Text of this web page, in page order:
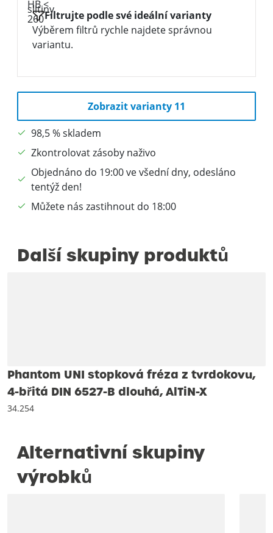
Filtrujte podle své ideální varianty
Výběrem filtrů rychle najdete správnou
variantu.
Zobrazit varianty 11
98,5 % skladem
Zkontrolovat zásoby naživo
Objednáno do 19:00 ve všední dny, odesláno
tentýž den!
Můžete nás zastihnout do 18:00
Další skupiny produktů
Phantom UNI stopková fréza z tvrdokovu,
4-břitá DIN 6527-B dlouhá, AlTiN-X
34.254
Alternativní skupiny
výrobků